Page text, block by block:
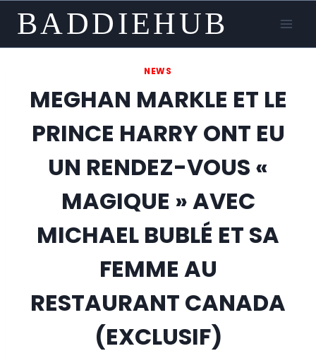
content
BADDIEHUB
NEWS
MEGHAN MARKLE ET LE
PRINCE HARRY ONT EU
UN RENDEZ-VOUS «
MAGIQUE » AVEC
MICHAEL BUBLÉ ET SA
FEMME AU
RESTAURANT CANADA
(EXCLUSIF)